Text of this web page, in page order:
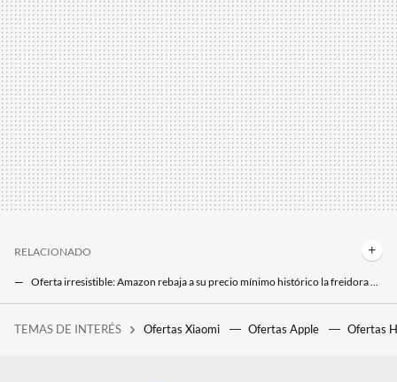
RELACIONADO
Oferta irresistible: Amazon rebaja a su precio mínimo histórico la freidora de aire Xiaomi Smart Air Fryer Pro
Muerte a la girlboss: cómo nos cansamos de las mujeres exitosas y por qué el nuevo objetivo feminista es tirarse en el sofá a ver series
TEMAS DE INTERÉS Ofertas Xiaomi Ofertas Apple Ofertas